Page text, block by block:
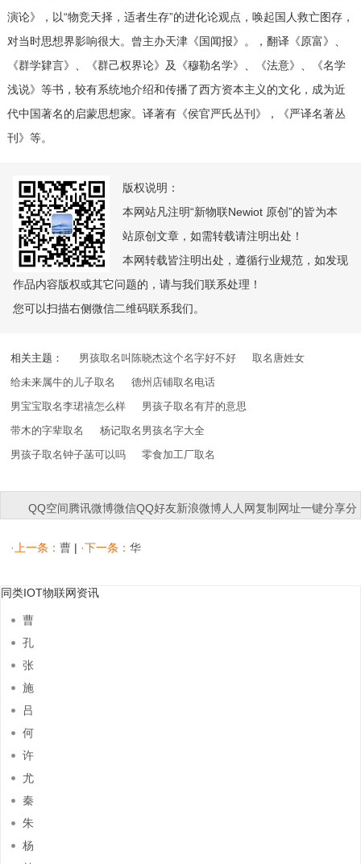
演论》，以“物竞天择，适者生存”的进化论观点，唤起国人救亡图存，
对当时思想界影响很大。曾主办天津《国闻报》。，翻译《原富》、
《群学肄言》、《群己权界论》及《穆勒名学》、《法意》、《名学
浅说》等书，较有系统地介绍和传播了西方资本主义的文化，成为近
代中国著名的启蒙思想家。译著有《侯官严氏丛刊》，《严译名著丛
刊》等。
版权说明：
本网站凡注明“新物联Newiot 原创”的皆为本
站原创文章，如需转载请注明出处！
本网转载皆注明出处，遵循行业规范，如发现
作品内容版权或其它问题的，请与我们联系处理！
您可以扫描右侧微信二维码联系我们。
相关主题： 男孩取名叫陈晓杰这个名字好不好
取名唐姓女
给未来属牛的儿子取名
德州店铺取名电话
男宝宝取名李珺禧怎么样
男孩子取名有芹的意思
带木的字辈取名
杨记取名男孩名字大全
男孩子取名钟子菡可以吗
零食加工厂取名
QQ空间腾讯微博微信QQ好友新浪微博人人网复制网址一键分享分
·上一条：曹 | ·下一条：华
同类IOT物联网资讯
曹
孔
张
施
吕
何
许
尤
秦
朱
杨